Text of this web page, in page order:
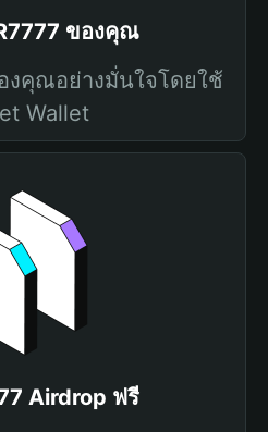
ของคุณ
งคุณอย่างมั่นใจโดยใช้
Wallet
Airdrop ฟรี